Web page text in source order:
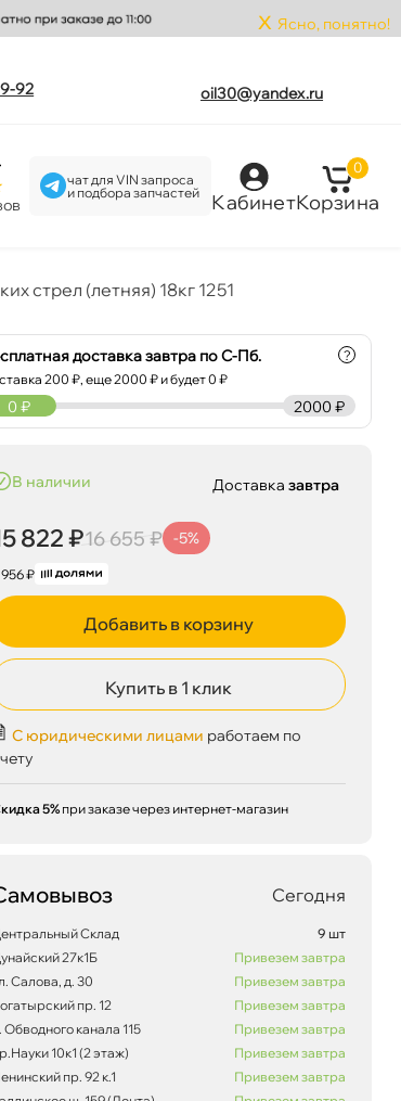
x Ясно, понятно!
92 oil30@yandex.ru
чат для VIN запроса
и подбора запчастей
Кабинет
0
Корзина
стрел (летняя) 18кг 1251
доставка завтра по С-Пб.
200 ₽, еще2000 ₽ и будет 0 ₽
?
2000 ₽
0 ₽
наличии
822 ₽16 655 ₽ -5%
₽
Доставказавтра
Добавить в корзину
Купить в 1 клик
С юридическими лицами работаем по
5% при заказе через интернет-магазин
Сегодня
Склад
9 шт
27к1Б
Привезем завтра
Салова, д. 30
Привезем завтра
пр. 12
Привезем завтра
Обводного канала 115
Привезем завтра
10к1 (2 этаж)
Привезем завтра
пр. 92 к.1
Привезем завтра
15 822 ₽16 655 ₽
Сегодня, 07.08